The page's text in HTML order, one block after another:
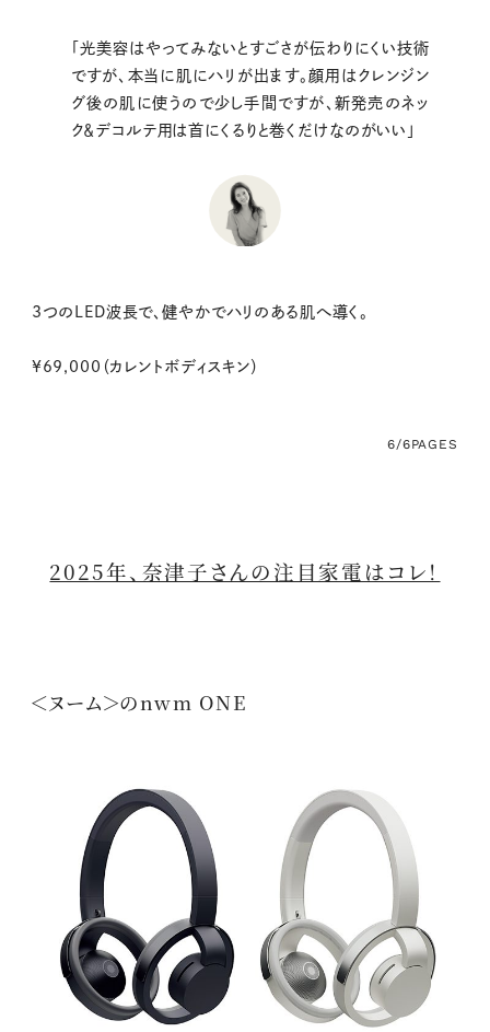
「光美容はやってみないとすごさが伝わりにくい技術
ですが、本当に肌にハリが出ます。顔用はクレンジン
グ後の肌に使うので少し手間ですが、新発売のネッ
ク＆デコルテ用は首にくるりと巻くだけなのがいい」
3つのLED波長で、健やかでハリのある肌へ導く。
¥69,000（カレントボディスキン）
6/6PAGES
2025年、奈津子さんの注目家電はコレ！
＜ヌーム＞のnwm ONE